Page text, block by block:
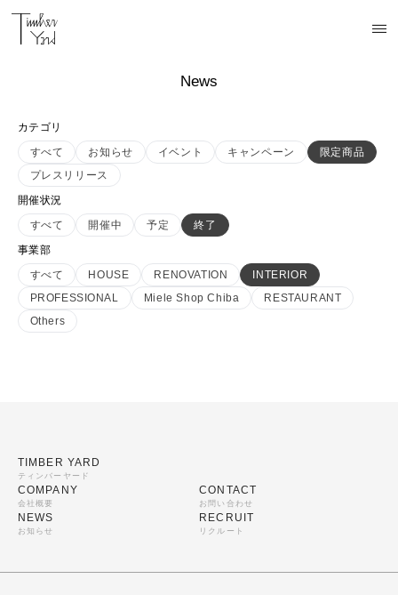
News
カテゴリ
すべて
お知らせ イベント キャンペーン
限定商品
プレスリリース
開催状況
すべて
開催中 予定
終了
事業部
すべて
HOUSE RENOVATION
INTERIOR
PROFESSIONAL
Miele Shop Chiba
RESTAURANT
Others
TIMBER YARD
ティンバーヤード
COMPANY
会社概要
NEWS
お知らせ
CONTACT
お問い合わせ
RECRUIT
リクルート